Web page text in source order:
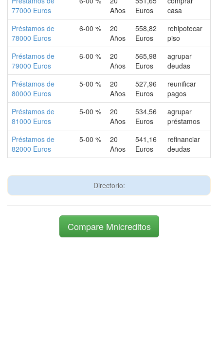
77000 Euros
Años
Euros
casa
Préstamos de
78000 Euros
6-00 %
20
Años
558,82
Euros
rehipotecar
piso
Préstamos de
79000 Euros
6-00 %
20
Años
565,98
Euros
agrupar
deudas
Préstamos de
80000 Euros
5-00 %
20
Años
527,96
Euros
reunificar
pagos
Préstamos de
81000 Euros
5-00 %
20
Años
534,56
Euros
agrupar
préstamos
Préstamos de
82000 Euros
5-00 %
20
Años
541,16
Euros
refinanciar
deudas
Directorio:
Compare Mnicreditos